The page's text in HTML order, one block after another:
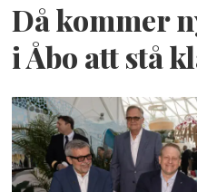
Då kommer
i Åbo att stå